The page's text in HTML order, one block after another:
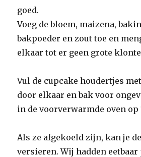
goed.
Voeg de bloem, maizena,
bakpoeder en zout toe en
elkaar tot er geen grote
Vul de cupcake houdertjes
door elkaar en bak voor
in de voorverwarmde oven op
Als ze afgekoeld zijn, kan je
versieren. Wij hadden